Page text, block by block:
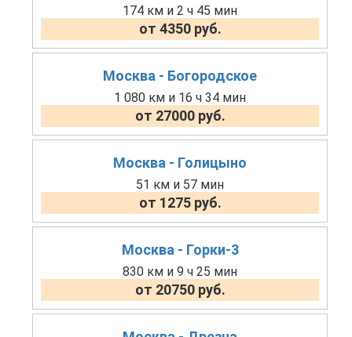
174 км и 2 ч 45 мин
от 4350 руб.
Москва - Богородское
1 080 км и 16 ч 34 мин
от 27000 руб.
Москва - Голицыно
51 км и 57 мин
от 1275 руб.
Москва - Горки-3
830 км и 9 ч 25 мин
от 20750 руб.